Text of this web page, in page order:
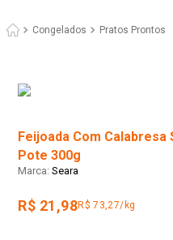
Congelados Pratos Prontos
Feijoada Com Calabresa
Pote 300g
Seara
R$ 21,98R$ 73,27/kg